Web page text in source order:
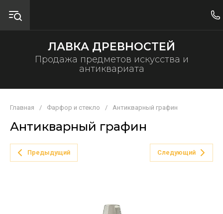
ЛАВКА ДРЕВНОСТЕЙ
Продажа предметов искусства и
антиквариата
Главная / Фарфор и стекло / Антикварный графин
Антикварный графин
Предыдущий Следующий